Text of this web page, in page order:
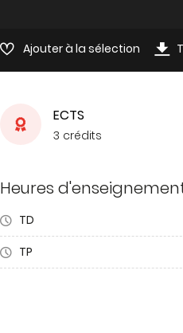
Ajouter à la sélection
ECTS
3 crédits
Heures
TD
TP